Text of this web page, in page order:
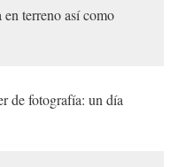
terreno así como
de fotografía: un día